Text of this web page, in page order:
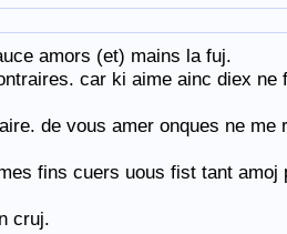
amors (et) mains la fuj.
car ki aime ainc diex ne
de vous amer onques ne me
fins cuers uous fist tant amoj
cruj.